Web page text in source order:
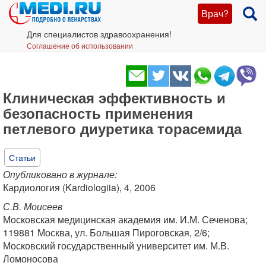
Врач?
Для специалистов здравоохранения!
Соглашение об использовании
Клиническая эффективность и
безопасность применения
петлевого диуретика торасемида
Статьи
Опубликовано в журнале:
Кардиология (Kardiologiia), 4, 2006
С.В. Моисеев
Московская медицинская академия им. И.М. Сеченова;
119881 Москва, ул. Большая Пироговская, 2/6;
Московский государственный университет им. М.В.
Ломоносова